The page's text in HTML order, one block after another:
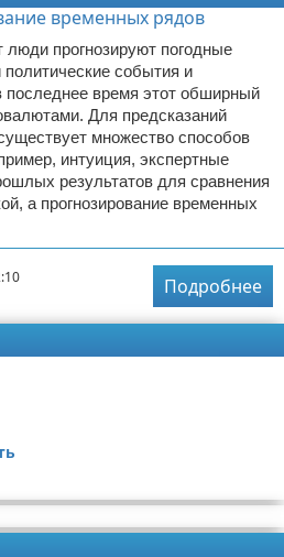
люди прогнозируют погодные
события и
последнее время этот обширный
Для предсказаний
множество способов
интуиция, экспертные
результатов для сравнения
а прогнозирование временных
Подробнее